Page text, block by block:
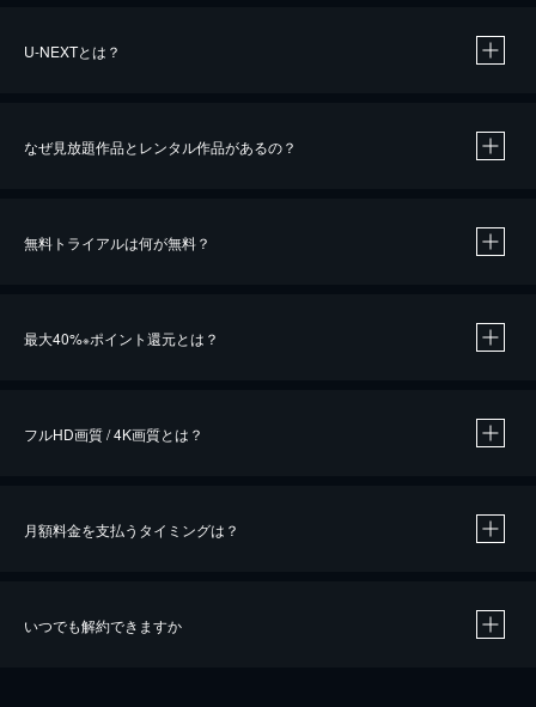
U-NEXTとは？
なぜ見放題作品とレンタル作品があるの？
無料トライアルは何が無料？
最大40%※ポイント還元とは？
※40％ポイント還元の対象は、クレジットカード決済による作品の購入 / レンタルです。
フルHD画質 / 4K画質とは？
月額料金を支払うタイミングは？
いつでも解約できますか